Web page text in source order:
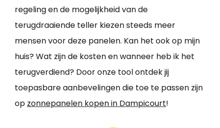
regeling en de mogelijkheid van de
terugdraaiende teller kiezen steeds meer
mensen voor deze panelen. Kan het ook op mijn
huis? Wat zijn de kosten en wanneer heb ik het
terugverdiend? Door onze tool ontdek jij
toepasbare aanbevelingen die toe te passen zijn
op zonnepanelen kopen in Dampicourt!